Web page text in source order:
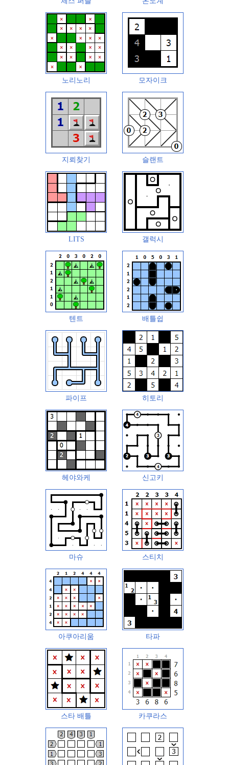
노리노리 모자이크
지뢰찾기 슬랜트
LITS 갤럭시
텐트 배틀쉽
파이프 히토리
헤야와케 신고키
마슈 스티치
아쿠아리움 타파
스타 배틀 카쿠라스